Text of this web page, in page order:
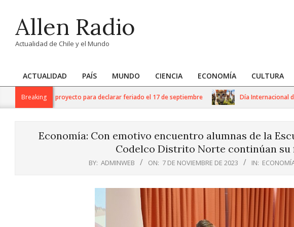
contentAllen Radio
Actualidad de Chile y el Mundo
Primary
Navigation
ACTUALIDAD PAÍS MUNDO CIENCIA ECONOMÍA CULTURA
Breaking
ingresa proyecto para declarar feriado el 17 de septiembre Día Internacional del
Economía: Con emotivo encuentro alumnas de la
Codelco Distrito Norte continúan
BY: ADMINWEB ON: 7 DE NOVIEMBRE DE 2023 IN: